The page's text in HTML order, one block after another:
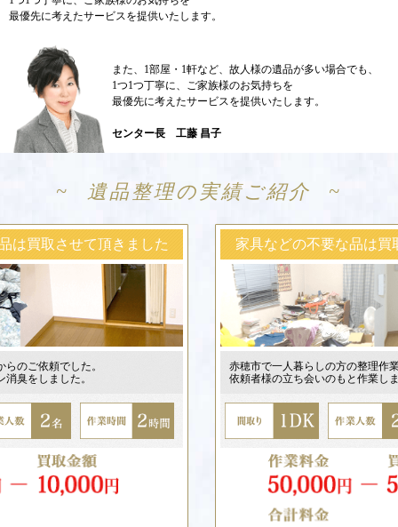
最優先に考えたサービスを提供いたします。
また、1部屋・1軒など、故人様の遺品が多い場合でも、
1つ1つ丁寧に、ご家族様のお気持ちを
最優先に考えたサービスを提供いたします。
センター長 工藤 昌子
遺品整理の実績ご紹介
させて頂きました
頼でした。
ました。
家具などの不要な品は買取さ
赤穂市で一人暮らしの方の整理作業。
依頼者様の立ち会いのもと作業しました。